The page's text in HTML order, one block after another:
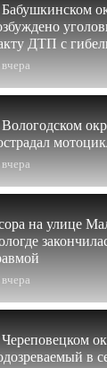
вчера
ДТП с
вчера
вчера
на улице
в